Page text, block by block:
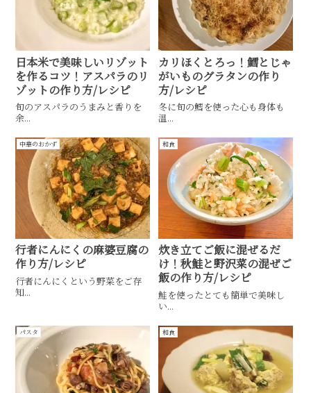
日本米で美味しいリゾット
を作るコツ！アスパラのリ
ゾットの作り方/レシピ
旬のアスパラのうまみと香りを
余...
カリほくとろっ！鱈とじゃ
がいものグラタンの作り
方/レシピ
冬に旬の鱈を使った心も身体も
温...
中華のおかず
行者にんにくの麻婆豆腐の
作り方/レシピ
行者にんにくという野菜をご存
知...
和食
炊き立てご飯に混ぜるだ
け！秋鮭と野沢菜の混ぜご
飯の作り方/レシピ
鮭を使ったとても簡単で美味し
い...
パスタ 和食